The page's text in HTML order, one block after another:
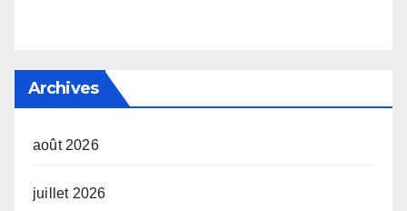
Archives
août 2026
juillet 2026